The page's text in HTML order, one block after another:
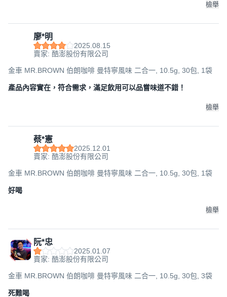
檢舉
廖*明
2025.08.15
賣家: 酷澎股份有限公司
金車 MR.BROWN 伯朗咖啡 曼特寧風味 二合一, 10.5g, 30包, 1袋
產品內容實在，符合需求，滿足飲用可以品嘗味道不錯！
檢舉
蔡*憲
2025.12.01
賣家: 酷澎股份有限公司
金車 MR.BROWN 伯朗咖啡 曼特寧風味 二合一, 10.5g, 30包, 1袋
好喝
檢舉
阮*忠
2025.01.07
賣家: 酷澎股份有限公司
金車 MR.BROWN 伯朗咖啡 曼特寧風味 二合一, 10.5g, 30包, 3袋
死難喝